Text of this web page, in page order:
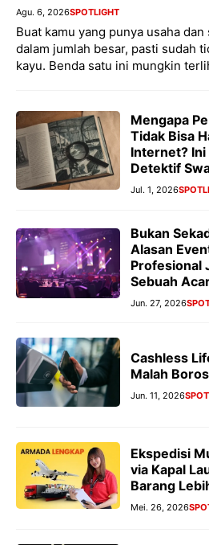
Agu. 6, 2026SPOTLIGHT
Buat kamu yang punya usaha
dalam jumlah besar, pasti sudah
kayu. Benda satu ini mungkin
Mengapa
Tidak Bisa
Internet? Ini
Detektif
Jul. 1, 2026
Bukan
Alasan
Profesional
Sebuah
Jun. 27, 2026
Cashless
Malah
Jun. 11, 2026
Ekspedisi
via Kapal
Barang
Mei. 26, 2026